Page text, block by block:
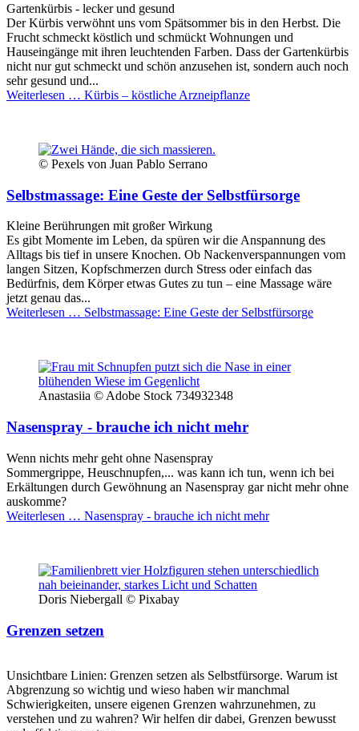
Gartenkürbis - lecker und gesund
Der Kürbis verwöhnt uns vom Spätsommer bis in den Herbst. Die
Frucht schmeckt köstlich und schmückt Wohnungen und
Hauseingänge mit ihren leuchtenden Farben. Dass der Gartenkürbis
nicht nur gut schmeckt und schön anzusehen ist, sondern auch noch
sehr gesund und...
Weiterlesen … Kürbis – köstliche Arzneipflanze
© Pexels von Juan Pablo Serrano
Selbstmassage: Eine Geste der Selbstfürsorge
Kleine Berührungen mit großer Wirkung
Es gibt Momente im Leben, da spüren wir die Anspannung des
Alltags bis tief in unsere Knochen. Ob Nackenverspannungen vom
langen Sitzen, Kopfschmerzen durch Stress oder einfach das
Bedürfnis, dem Körper etwas Gutes zu tun – eine Massage wäre
jetzt genau das...
Weiterlesen … Selbstmassage: Eine Geste der Selbstfürsorge
Anastasiia © Adobe Stock 734932348
Nasenspray - brauche ich nicht mehr
Wenn nichts mehr geht ohne Nasenspray
Sommergrippe, Heuschnupfen,... was kann ich tun, wenn ich bei
Erkältungen durch Gewöhnung an Nasenspray gar nicht mehr ohne
auskomme?
Weiterlesen … Nasenspray - brauche ich nicht mehr
Doris Niebergall © Pixabay
Grenzen setzen
Unsichtbare Linien: Grenzen setzen als Selbstfürsorge. Warum ist
Abgrenzung so wichtig und wieso haben wir manchmal
Schwierigkeiten, unsere eigenen Grenzen wahrzunehmen, zu
verstehen und zu wahren? Wir helfen dir dabei, Grenzen bewusst